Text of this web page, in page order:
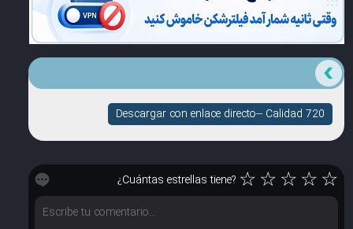
Descargar con enlace directo-- Calidad 720
¿Cuántas estrellas tiene? ☆☆☆☆☆